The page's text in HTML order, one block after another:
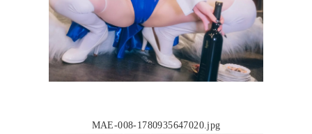
MAE-008-1780935647020.jpg